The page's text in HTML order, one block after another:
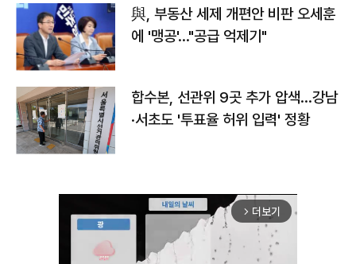
與, 부동산 세제 개편안 비판 오세훈
에 '맹공'…"공급 억제기"
합수본, 선관위 9곳 추가 압색…강남
·서초도 '투표율 허위 입력' 정황
arrow_forward_ios 더보기